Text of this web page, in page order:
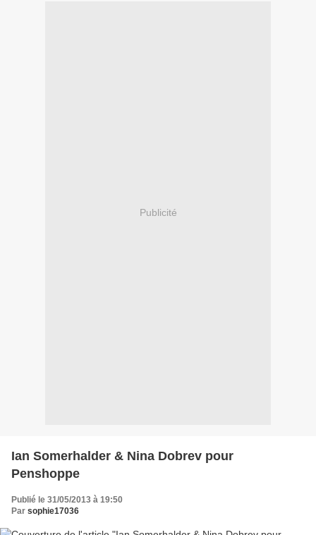
Publicité
Ian Somerhalder & Nina Dobrev pour
Penshoppe
Publié le 31/05/2013 à 19:50
Par sophie17036